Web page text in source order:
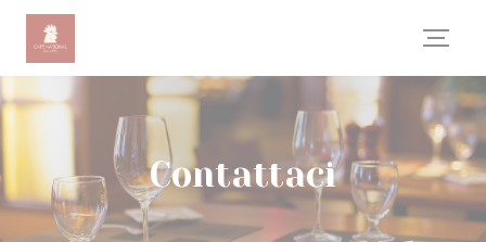
Personalizzazione delle tue scelte sui cookie
Contattaci